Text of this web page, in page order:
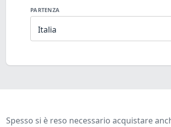
PARTENZA
Italia
Spesso si è reso necessario acquistare